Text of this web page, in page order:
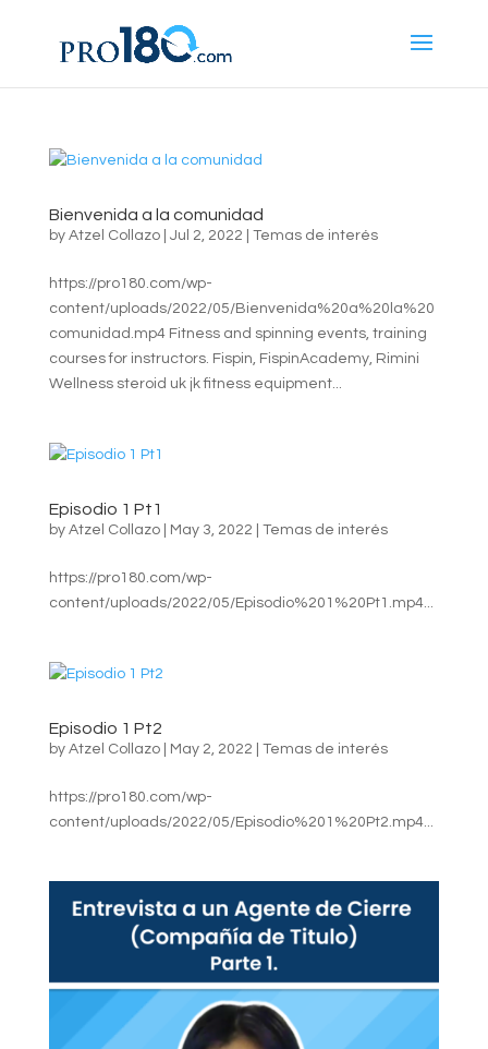
Bienvenida a la comunidad
by Atzel Collazo| Jul 2, 2022 Temas de interés
https://pro180.com/wp-
content/uploads/2022/05/Bienvenida%20a%20la%20
comunidad.mp4 Fitness and spinning events, training
courses for instructors. Fispin, FispinAcademy, Rimini
Wellness steroid uk jk fitness equipment...
Episodio 1 Pt1
by Atzel Collazo| May 3, 2022 Temas de interés
https://pro180.com/wp-
content/uploads/2022/05/Episodio%201%20Pt1.mp4...
Episodio 1 Pt2
by Atzel Collazo| May 2, 2022 Temas de interés
https://pro180.com/wp-
content/uploads/2022/05/Episodio%201%20Pt2.mp4...